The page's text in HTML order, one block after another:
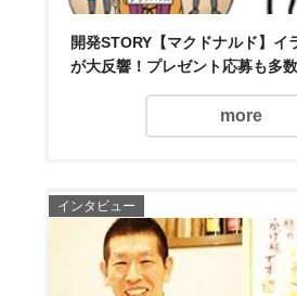
開発STORY【マクドナルド】イ
が大反響！プレゼント応募も多数
more
インタビュー